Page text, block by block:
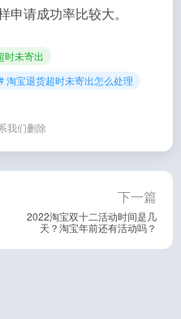
请成功率比较大。
时未寄出
淘宝退货超时未寄出怎么处理
我们删除
下一篇
2022淘宝双十二活动时间是几
天？淘宝年前还有活动吗？